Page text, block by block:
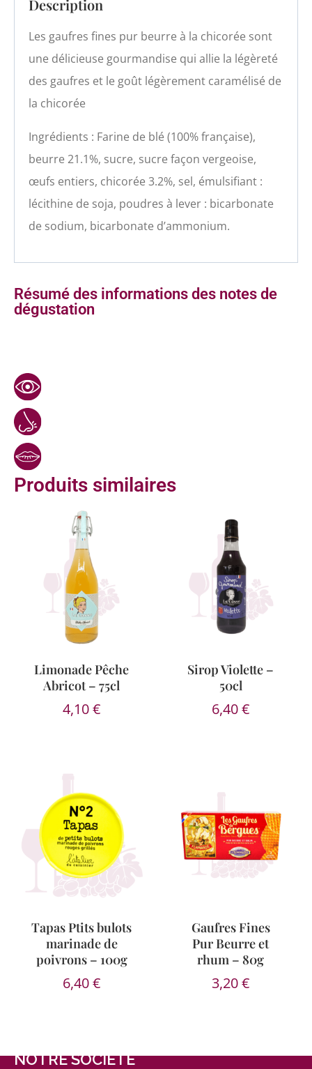
Description
Les gaufres fines pur beurre à la chicorée sont
une délicieuse gourmandise qui allie la légèreté
des gaufres et le goût légèrement caramélisé de
la chicorée
Ingrédients : Farine de blé (100% française),
beurre 21.1%, sucre, sucre façon vergeoise,
œufs entiers, chicorée 3.2%, sel, émulsifiant :
lécithine de soja, poudres à lever : bicarbonate
de sodium, bicarbonate d’ammonium.
Résumé des informations des notes de
dégustation
Produits similaires
Limonade Pêche
Abricot – 75cl
4,10€
Sirop Violette –
50cl
6,40€
Tapas Ptits bulots
marinade de
poivrons – 100g
6,40€
Gaufres Fines
Pur Beurre et
rhum – 80g
3,20€
NOTRE SOCIÉTÉ